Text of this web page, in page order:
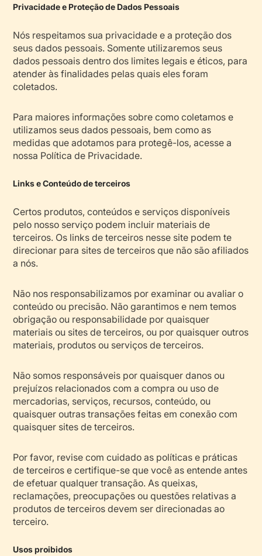
Privacidade e Proteção de Dados Pessoais
Nós respeitamos sua privacidade e a proteção dos
seus dados pessoais. Somente utilizaremos seus
dados pessoais dentro dos limites legais e éticos, para
atender às finalidades pelas quais eles foram
coletados.
Para maiores informações sobre como coletamos e
utilizamos seus dados pessoais, bem como as
medidas que adotamos para protegê-los, acesse a
nossa Política de Privacidade.
Links e Conteúdo de terceiros
Certos produtos, conteúdos e serviços disponíveis
pelo nosso serviço podem incluir materiais de
terceiros. Os links de terceiros nesse site podem te
direcionar para sites de terceiros que não são afiliados
a nós.
Não nos responsabilizamos por examinar ou avaliar o
conteúdo ou precisão. Não garantimos e nem temos
obrigação ou responsabilidade por quaisquer
materiais ou sites de terceiros, ou por quaisquer outros
materiais, produtos ou serviços de terceiros.
Não somos responsáveis por quaisquer danos ou
prejuízos relacionados com a compra ou uso de
mercadorias, serviços, recursos, conteúdo, ou
quaisquer outras transações feitas em conexão com
quaisquer sites de terceiros.
Por favor, revise com cuidado as políticas e práticas
de terceiros e certifique-se que você as entende antes
de efetuar qualquer transação. As queixas,
reclamações, preocupações ou questões relativas a
produtos de terceiros devem ser direcionadas ao
terceiro.
Usos proibidos